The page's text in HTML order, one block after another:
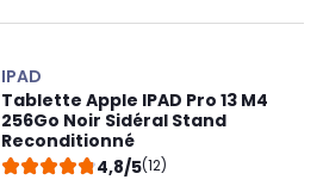
IPAD
Tablette Apple IPAD Pro 13 M4
256Go Noir Sidéral Stand
Reconditionné
4,8/5(12)